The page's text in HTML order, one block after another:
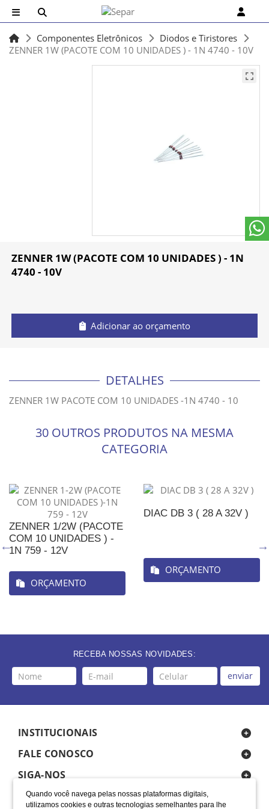
Quando você navega pelas nossas plataformas digitais,
utilizamos cookies e outras tecnologias semelhantes para lhe
Componentes Eletrônicos
Diodos e Tiristores
ZENNER 1W (PACOTE COM 10 UNIDADES ) - 1N 4740 - 10V
ZENNER 1W (PACOTE COM 10 UNIDADES ) - 1N
4740 - 10V
Adicionar ao orçamento
DETALHES
ZENNER 1W PACOTE COM 10 UNIDADES -1N 4740 - 10
30 OUTROS PRODUTOS NA MESMA
CATEGORIA
ZENNER 1/2W (PACOTE
COM 10 UNIDADES ) -
1N 759 - 12V
ORÇAMENTO
DIAC DB 3 ( 28 A 32V )
ORÇAMENTO
RECEBA NOSSAS NOVIDADES:
enviar
INSTITUCIONAIS
FALE CONOSCO
SIGA-NOS